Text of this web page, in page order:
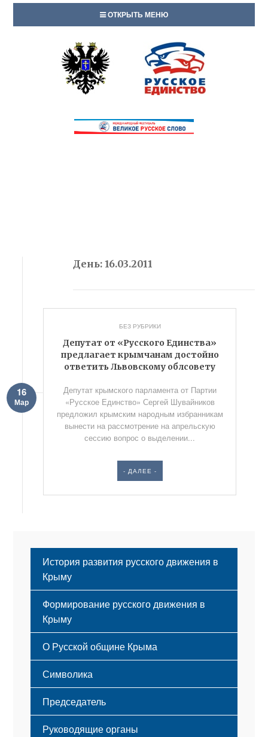
ОТКРЫТЬ МЕНЮ
День:16.03.2011
БЕЗ РУБРИКИ
Депутат от «Русского Единства»
предлагает крымчанам достойно
ответить Львовскому облсовету
16
Мар
Депутат крымского парламента от Партии
«Русское Единство» Сергей Шувайников
предложил крымским народным избранникам
вынести на рассмотрение на апрельскую
сессию вопрос о выделении...
- ДАЛЕЕ -
История развития русского движения в
Крыму
Формирование русского движения в
Крыму
Русский Крым
О Русской общине Крыма
Этапы становления
Принципы деятельности
Структура
Мероприятия
Символика
Флаг
Герб
Гимн
Председатель
Руководящие органы